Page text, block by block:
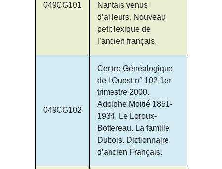
049CG101
Nantais venus
d’ailleurs. Nouveau
petit lexique de
l’ancien français.
049CG102
Centre Généalogique
de l’Ouest n° 102 1er
trimestre 2000.
Adolphe Moitié 1851-
1934. Le Loroux-
Bottereau. La famille
Dubois. Dictionnaire
d’ancien Français.